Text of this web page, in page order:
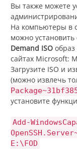
Вы также можете
На компьютеры в
можно установить
Demand ISO
сайтах Microsoft:
Загрузите ISO и
(можно извлечь
установите
Add-
E:\FOD